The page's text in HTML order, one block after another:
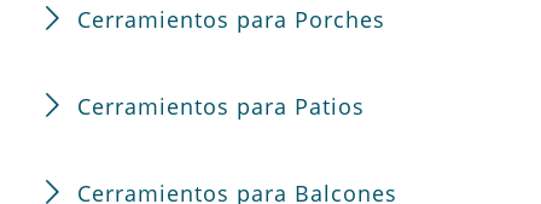
Cerramientos para Porches
Cerramientos para Patios
Cerramientos para Balcones